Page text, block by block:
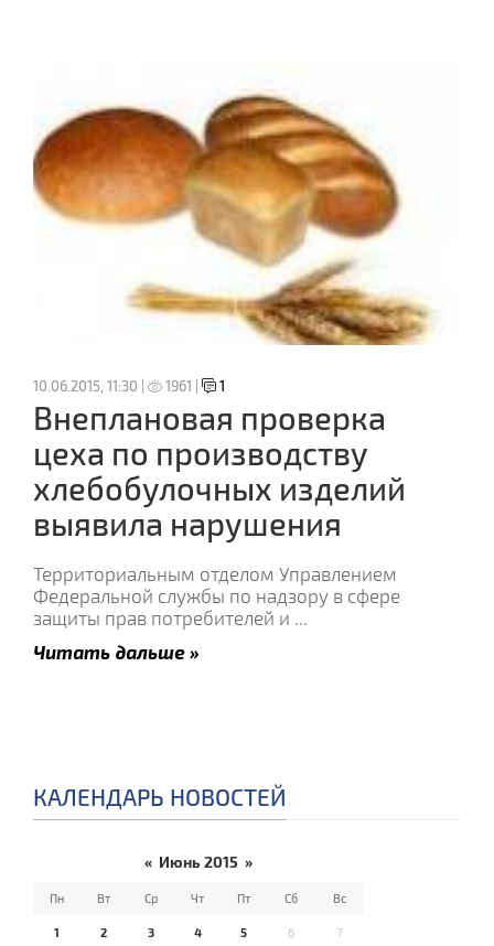
10.06.2015, 11:30 | 1961 | 1
Внеплановая проверка
цеха по производству
хлебобулочных изделий
выявила нарушения
Территориальным отделом Управлением
Федеральной службы по надзору в сфере
защиты прав потребителей и ...
Читать дальше »
КАЛЕНДАРЬ НОВОСТЕЙ
« Июнь 2015 »
Пн Вт Ср Чт Пт Сб Вс
1 2 3 4 5 6 7